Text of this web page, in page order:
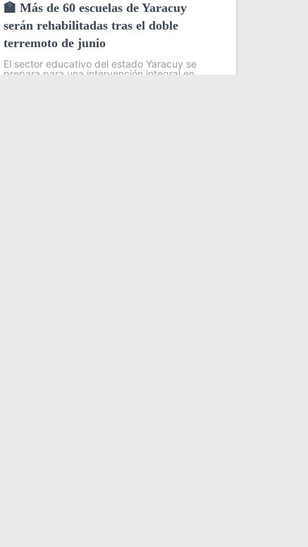
🏫 Más de 60 escuelas de Yaracuy
serán rehabilitadas tras el doble
terremoto de junio
El sector educativo del estado Yaracuy se
prepara para una intervención integral en